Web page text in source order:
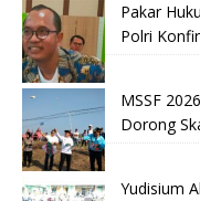
Pakar
Polri
MSSF
Dorong
Yudisium